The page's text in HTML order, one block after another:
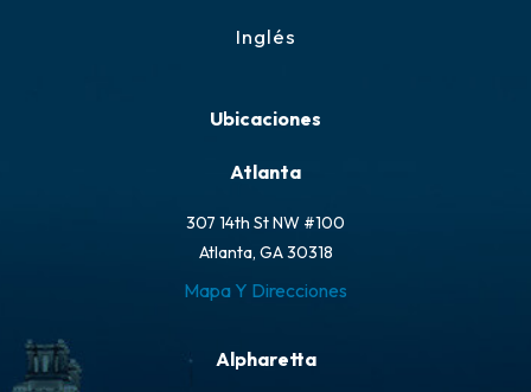
Inglés
Ubicaciones
Atlanta
307 14th St NW #100
Atlanta, GA 30318
Mapa Y Direcciones
Alpharetta